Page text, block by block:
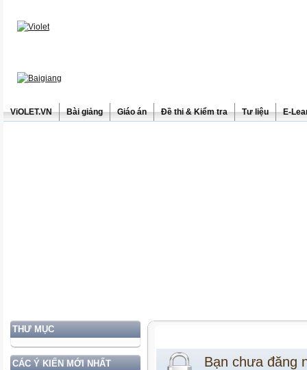
ViOLET.VN Bài giảng Giáo án Đề thi & Kiểm tra Tư liệu E-
THƯ MỤC
CÁC Ý KIẾN MỚI NHẤT Bạn chưa đăng